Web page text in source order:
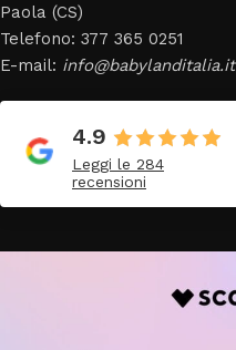
Paola (CS)
Telefono: 377 365 0251
E-mail: info@babylanditalia.it
4.9
Leggi le 284
recensioni